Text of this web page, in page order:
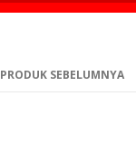
PRODUK SEBELUMNYA